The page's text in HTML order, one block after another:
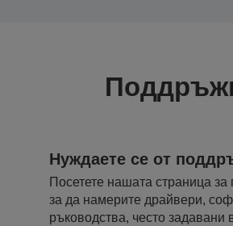
Нуждаете се от
Посетете нашата страница
за да намерите драйвери,
ръководства, често задавани